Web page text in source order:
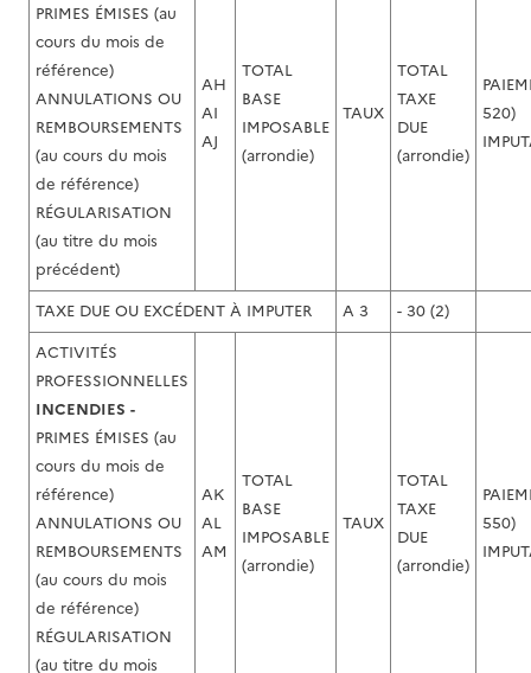
PRIMES ÉMISES (au
cours du mois de
référence)
ANNULATIONS OU
REMBOURSEMENTS
(au cours du mois
de référence)
RÉGULARISATION
(au titre du mois
précédent)
AH
AI
AJ
TOTAL
BASE
IMPOSABLE
(arrondie)
TAUX
TOTAL
TAXE
DUE
(arrondie)
520)
TAXE DUE OU EXCÉDENT À IMPUTER A 3
- 30 (2)
ACTIVITÉS
PROFESSIONNELLES
INCENDIES -
PRIMES ÉMISES (au
cours du mois de
référence)
ANNULATIONS OU
REMBOURSEMENTS
(au cours du mois
de référence)
RÉGULARISATION
(au titre du mois
AK
AL
AM
TOTAL
BASE
IMPOSABLE
(arrondie)
TAUX
TOTAL
TAXE
DUE
(arrondie)
550)